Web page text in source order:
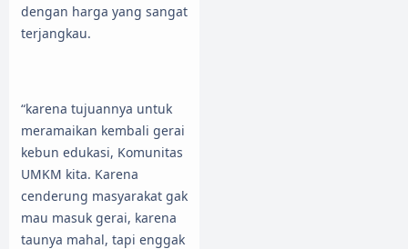
dengan harga yang sangat
terjangkau.
“karena tujuannya untuk
meramaikan kembali gerai
kebun edukasi, Komunitas
UMKM kita. Karena
cenderung masyarakat gak
mau masuk gerai, karena
taunya mahal, tapi enggak